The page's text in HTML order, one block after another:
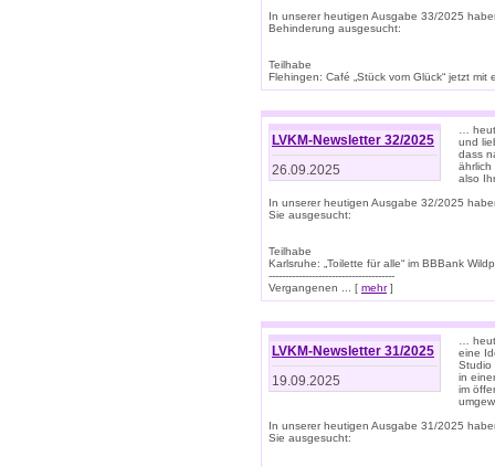
In unserer heutigen Ausgabe 33/2025
Behinderung ausgesucht:
Teilhabe
Flehingen: Café „Stück vom Glück“ jetzt mit
LVKM-Newsletter 32/2025
26.09.2025
…
und
dass
ährlich
also
In unserer heutigen Ausgabe 32/2025
Sie ausgesucht:
Teilhabe
Karlsruhe: „Toilette für alle“ im BBBank
--------------------------------------
Vergangenen ... [ mehr]
LVKM-Newsletter 31/2025
19.09.2025
…
eine
Studio
in
im
In unserer heutigen Ausgabe 31/2025
Sie ausgesucht: